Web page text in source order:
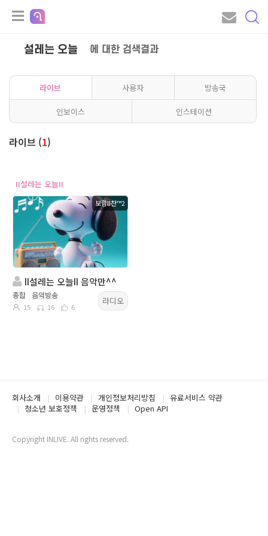
설레는 오늘 에 대한 검색결과
라이브 사용자 방송국
인보이스 인스테이션
라이브 (1)
II설레는 오늘II
보람II찬™2
II설레는 오늘II 음악만^^
종합 음악방송
15 16 6
라디오
회사소개 이용약관 개인정보처리방침
유료서비스 약관
청소년 보호정책
운영정책 Open API
Copyright INLIVE. All rights reserved.